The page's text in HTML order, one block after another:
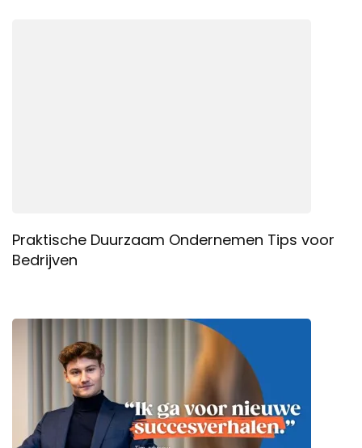
Praktische Duurzaam Ondernemen Tips voor
Bedrijven